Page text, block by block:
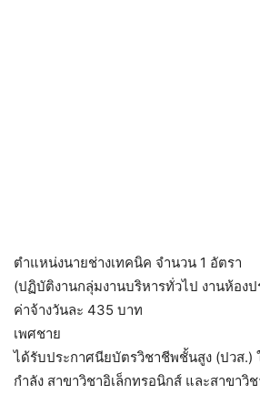
ตำแหน่งนายช่างเทคนิค จำนวน 1 อัตรา
(ปฏิบัติงานกลุ่มงานบริหารทั่วไป งานห้อง
ค่าจ้างวันละ 435 บาท
เพศชาย
ได้รับประกาศนียบัตรวิชาชีพชั้นสูง (ปวส.)
กำลัง สาขาวิชาอิเล็กทรอนิกส์ และสาขาวิช